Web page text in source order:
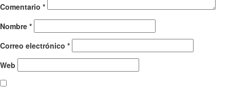
Comentario *
Nombre *
Correo electrónico *
Web